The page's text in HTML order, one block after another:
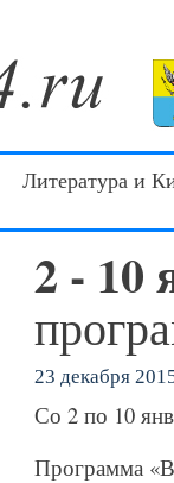
Литература и
2 - 10
23 декабря
Со 2 по 10
Программа